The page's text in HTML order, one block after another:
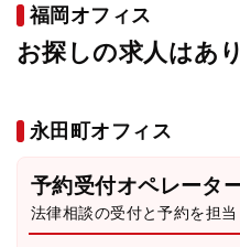
福岡オフィス
お探しの求人はあ
永田町オフィス
予約受付オペレータ
法律相談の受付と予約を担当